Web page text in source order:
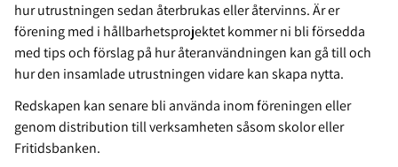
hur utrustningen sedan återbrukas eller återvinns. Är er
förening med i hållbarhetsprojektet kommer ni bli försedda
med tips och förslag på hur återanvändningen kan gå till och
hur den insamlade utrustningen vidare kan skapa nytta.
Redskapen kan senare bli använda inom föreningen eller
genom distribution till verksamheten såsom skolor eller
Fritidsbanken.